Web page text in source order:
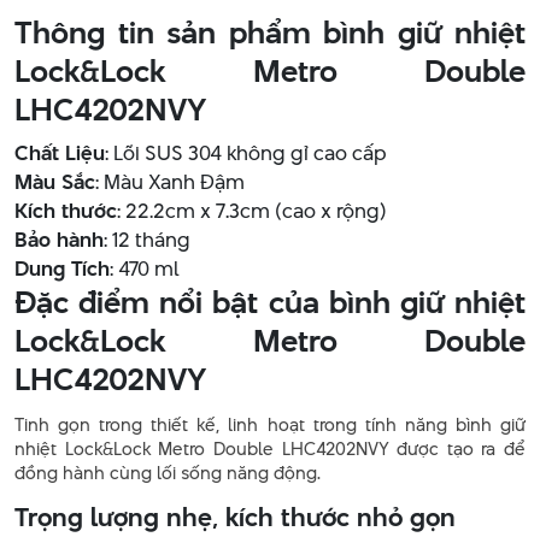
Thông tin sản phẩm bình giữ nhiệt
Lock&Lock Metro Double
LHC4202NVY
Chất Liệu: Lõi SUS 304 không gỉ cao cấp
Màu Sắc: Màu Xanh Đậm
Kích thước: 22.2cm x 7.3cm (cao x rộng)
Bảo hành: 12 tháng
Dung Tích: 470 ml
Đặc điểm nổi bật của bình giữ nhiệt
Lock&Lock Metro Double
LHC4202NVY
Tinh gọn trong thiết kế, linh hoạt trong tính năng bình giữ
nhiệt Lock&Lock Metro Double LHC4202NVY được tạo ra để
đồng hành cùng lối sống năng động.
Trọng lượng nhẹ, kích thước nhỏ gọn